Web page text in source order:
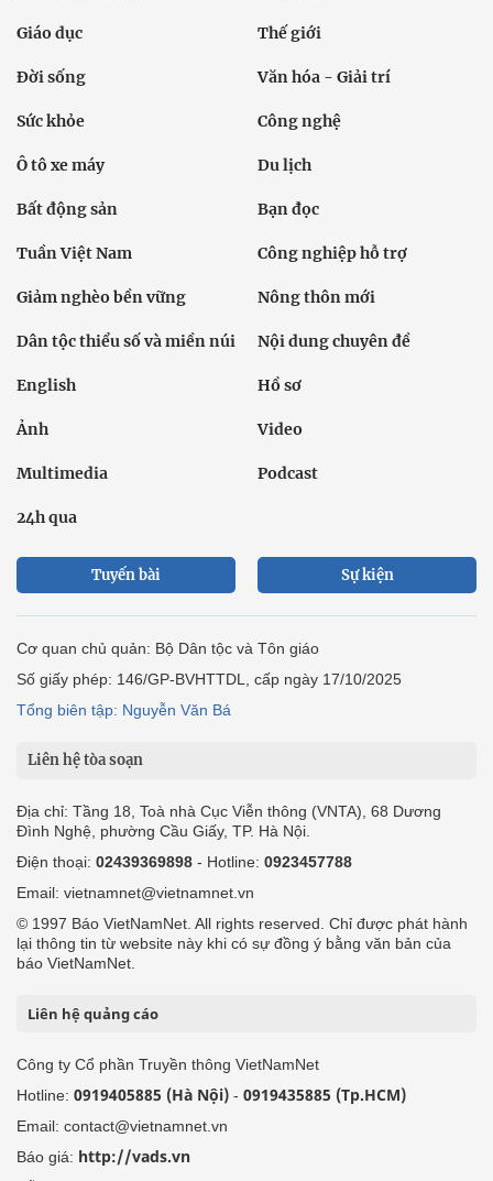
Giáo dục Thế giới
Đời sống Văn hóa - Giải trí
Sức khỏe Công nghệ
Ô tô xe máy Du lịch
Bất động sản Bạn đọc
Tuần Việt Nam Công nghiệp hỗ trợ
Giảm nghèo bền vững Nông thôn mới
Dân tộc thiểu số và miền núi Nội dung chuyên đề
English Hồ sơ
Ảnh Video
Multimedia Podcast
24h qua
Tuyến bài Sự kiện
Cơ quan chủ quản: Bộ Dân tộc và Tôn giáo
Số giấy phép: 146/GP-BVHTTDL, cấp ngày 17/10/2025
Tổng biên tập: Nguyễn Văn Bá
Liên hệ tòa soạn
Địa chỉ: Tầng 18, Toà nhà Cục Viễn thông (VNTA), 68 Dương
Đình Nghệ, phường Cầu Giấy, TP. Hà Nội.
Điện thoại: 02439369898 - Hotline: 0923457788
Email: vietnamnet@vietnamnet.vn
© 1997 Báo VietNamNet. All rights reserved. Chỉ được phát hành
lại thông tin từ website này khi có sự đồng ý bằng văn bản của
báo VietNamNet.
Liên hệ quảng cáo
Công ty Cổ phần Truyền thông VietNamNet
Hotline: 0919405885 (Hà Nội) - 0919435885 (Tp.HCM)
Email: contact@vietnamnet.vn
Báo giá: http://vads.vn